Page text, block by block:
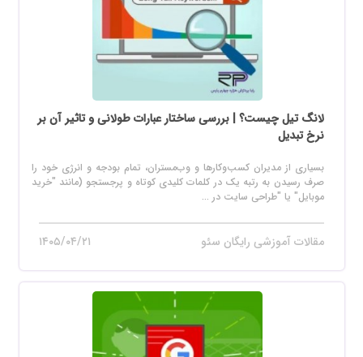
لانگ تیل چیست؟ | بررسی ساختار عبارات طولانی و تاثیر آن بر
نرخ تبدیل
بسیاری از مدیران کسب‌وکارها و وب‌مستران، تمام بودجه و انرژی خود را
صرف رسیدن به رتبه یک در کلمات کلیدی کوتاه و پرجستجو (مانند "خرید
موبایل" یا "طراحی سایت در ...
مقالات آموزشی رایگان سئو ۱۴۰۵/۰۴/۲۱